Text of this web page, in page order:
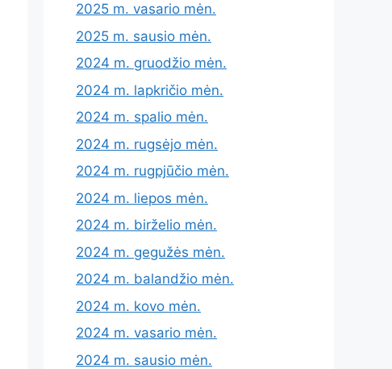
2025 m. vasario mėn.
2025 m. sausio mėn.
2024 m. gruodžio mėn.
2024 m. lapkričio mėn.
2024 m. spalio mėn.
2024 m. rugsėjo mėn.
2024 m. rugpjūčio mėn.
2024 m. liepos mėn.
2024 m. birželio mėn.
2024 m. gegužės mėn.
2024 m. balandžio mėn.
2024 m. kovo mėn.
2024 m. vasario mėn.
2024 m. sausio mėn.